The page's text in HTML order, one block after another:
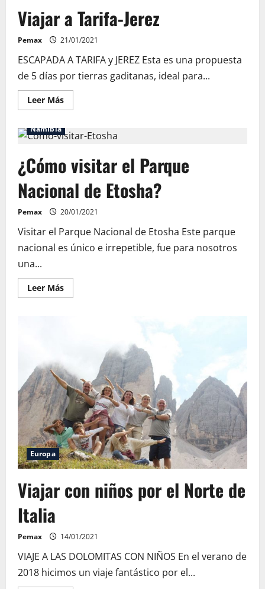
viajar
a
Mallorca
Viajar a Tarifa-Jerez
Pemax 21/01/2021
ESCAPADA A TARIFA y JEREZ Esta es una propuesta
de 5 días por tierras gaditanas, ideal para...
Leer MásLeer
más
Viajar
a
Jerez
Namibia
¿Cómo visitar el Parque
Nacional de Etosha?
Pemax 20/01/2021
Visitar el Parque Nacional de Etosha Este parque
nacional es único e irrepetible, fue para nosotros
una...
Leer MásLeer
más
Etosha?
Europa
Viajar con niños por el Norte de
Italia
Pemax 14/01/2021
VIAJE A LAS DOLOMITAS CON NIÑOS En el verano de
2018 hicimos un viaje fantástico por el...